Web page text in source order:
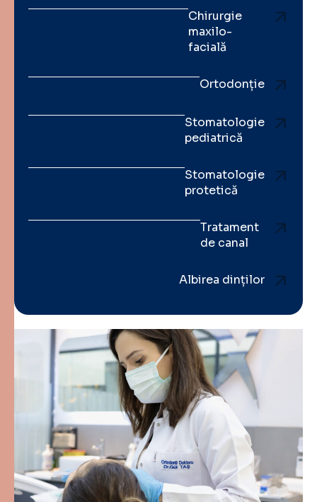
Chirurgie
maxilo-
facială
Ortodonție
Stomatologie
pediatrică
Stomatologie
protetică
Tratament
de canal
Albirea dinților